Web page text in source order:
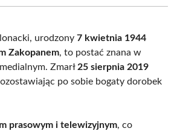
urodzony 7 kwietnia 1944
Zakopanem, to postać znana w
Zmarł 25 sierpnia 2019
po sobie bogaty dorobek
prasowym i telewizyjnym, co